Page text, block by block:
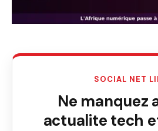
SOCIAL NET
Ne manquez
actualite tech